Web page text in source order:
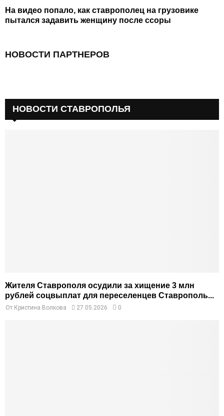
На видео попало, как ставрополец на грузовике
пытался задавить женщину после ссоры
НОВОСТИ ПАРТНЕРОВ
НОВОСТИ СТАВРОПОЛЬЯ
Жителя Ставрополя осудили за хищение 3 млн
рублей соцвыплат для переселенцев Ставрополь...
От Кристина Волкова 27.05.2026 0